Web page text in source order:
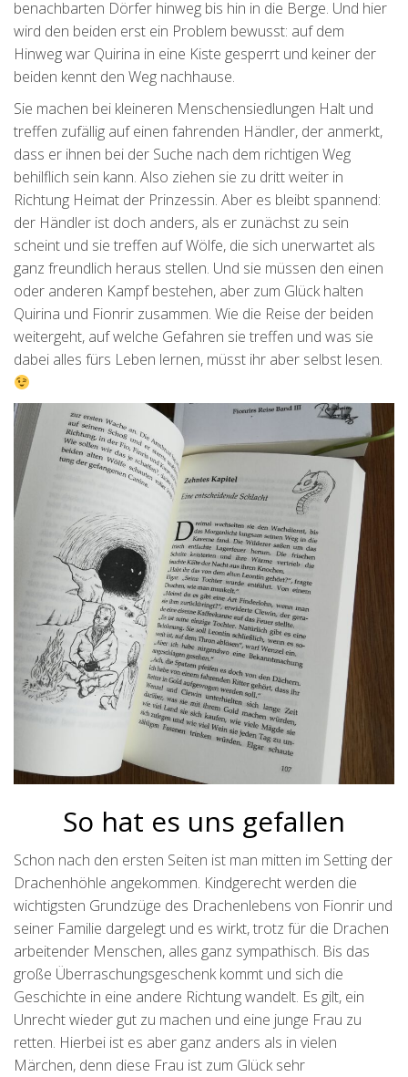
benachbarten Dörfer hinweg bis hin in die Berge. Und hier
wird den beiden erst ein Problem bewusst: auf dem
Hinweg war Quirina in eine Kiste gesperrt und keiner der
beiden kennt den Weg nachhause.
Sie machen bei kleineren Menschensiedlungen Halt und
treffen zufällig auf einen fahrenden Händler, der anmerkt,
dass er ihnen bei der Suche nach dem richtigen Weg
behilflich sein kann. Also ziehen sie zu dritt weiter in
Richtung Heimat der Prinzessin. Aber es bleibt spannend:
der Händler ist doch anders, als er zunächst zu sein
scheint und sie treffen auf Wölfe, die sich unerwartet als
ganz freundlich heraus stellen. Und sie müssen den einen
oder anderen Kampf bestehen, aber zum Glück halten
Quirina und Fionrir zusammen. Wie die Reise der beiden
weitergeht, auf welche Gefahren sie treffen und was sie
dabei alles fürs Leben lernen, müsst ihr aber selbst lesen.
So hat es uns gefallen
Schon nach den ersten Seiten ist man mitten im Setting der
Drachenhöhle angekommen. Kindgerecht werden die
wichtigsten Grundzüge des Drachenlebens von Fionrir und
seiner Familie dargelegt und es wirkt, trotz für die Drachen
arbeitender Menschen, alles ganz sympathisch. Bis das
große Überraschungsgeschenk kommt und sich die
Geschichte in eine andere Richtung wandelt. Es gilt, ein
Unrecht wieder gut zu machen und eine junge Frau zu
retten. Hierbei ist es aber ganz anders als in vielen
Märchen, denn diese Frau ist zum Glück sehr